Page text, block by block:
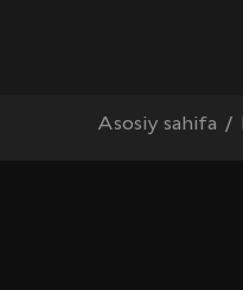
Asosiy sahifa